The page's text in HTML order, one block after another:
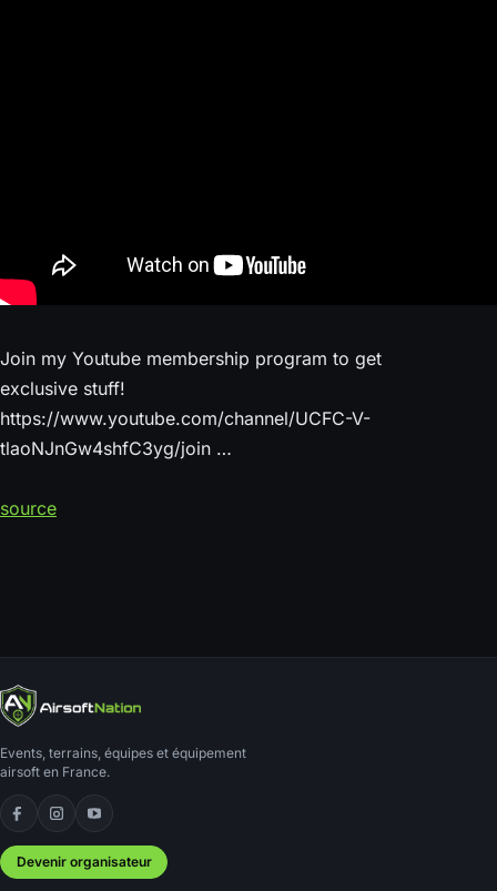
Join my Youtube membership program to get
exclusive stuff!
https://www.youtube.com/channel/UCFC-V-
tlaoNJnGw4shfC3yg/join …
source
Events, terrains, équipes et équipement
airsoft en France.
Facebook
Instagram
YouTube
Devenir organisateur